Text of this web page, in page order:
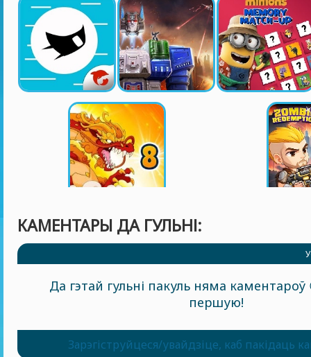
КАМЕНТАРЫ ДА ГУЛЬНІ:
Да гэтай гульні пакуль няма каментароў
першую!
Зарэгіструйцеся/увайдзіце, каб пакідаць